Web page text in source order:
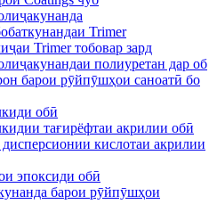
Trimer
Trimer тобовар зард
полиуретан дар об
барои рӯйпӯшҳои саноатӣ бо
обӣ
тағирёфтаи акрилии обӣ
кислотаи акрилии
эпоксиди обӣ
барои рӯйпӯшҳои